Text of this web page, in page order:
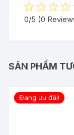
0/5 (0
SẢN PHẨM
Đang ưu đãi!